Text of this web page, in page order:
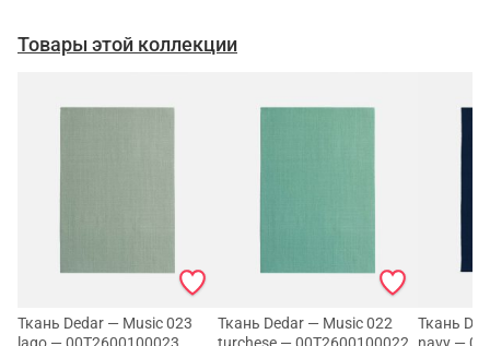
Товары этой коллекции
Ткань Dedar — Music 023
Ткань Dedar — Music 022
Ткань